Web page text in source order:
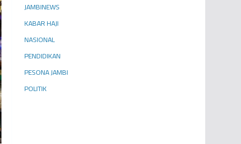
JAMBINEWS
KABAR HAJI
NASIONAL
PENDIDIKAN
PESONA JAMBI
POLITIK